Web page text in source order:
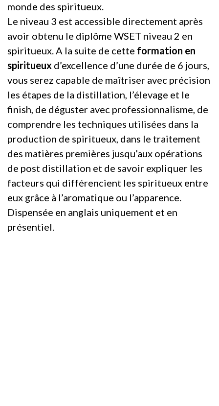
monde des spiritueux.
Le niveau 3 est accessible directement après
avoir obtenu le diplôme WSET niveau 2 en
spiritueux. A la suite de cette formation en
spiritueux d’excellence d’une durée de 6 jours,
vous serez capable de maîtriser avec précision
les étapes de la distillation, l’élevage et le
finish, de déguster avec professionnalisme, de
comprendre les techniques utilisées dans la
production de spiritueux, dans le traitement
des matières premières jusqu’aux opérations
de post distillation et de savoir expliquer les
facteurs qui différencient les spiritueux entre
eux grâce à l’aromatique ou l’apparence.
Dispensée en anglais uniquement et en
présentiel.